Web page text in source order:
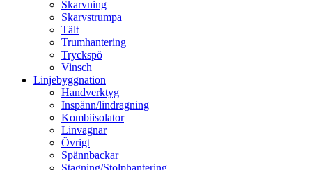
Skarvning
Skarvstrumpa
Tält
Trumhantering
Tryckspö
Vinsch
Linjebyggnation
Handverktyg
Inspänn/lindragning
Kombiisolator
Linvagnar
Övrigt
Spännbackar
Stagning/Stolphantering